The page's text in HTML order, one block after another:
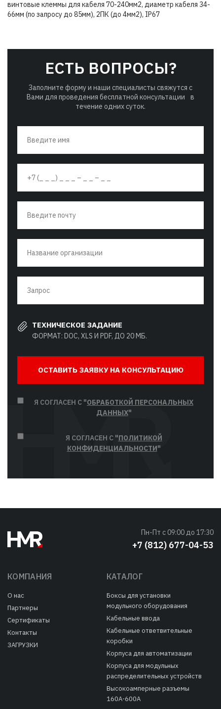
винтовые клеммы для кабеля 70-240мм2, диаметр кабеля 34-
66мм (по запросу до 85мм), 2ПК (до 4мм2), IP67
ЕСТЬ ВОПРОСЫ?
Заполните форму и наши специалисты свяжутся с
Вами для проведения бесплатной консультации
в
течение одних суток.
ТЕХНИЧЕСКОЕ ЗАДАНИЕ
ФОРМАТ: DOC, XLS И PDF, ДО 20 МБ.
ОСТАВИТЬ ЗАЯВКУ НА КОНСУЛЬТАЦИЮ
Я СОГЛАСЕН С "ОБРАБОТКОЙ ПЕРСОНАЛЬНЫХ
ДАННЫХ"
Я СОГЛАСЕН С "ПОЛИТИКОЙ
КОНФИДЕНЦИАЛЬНОСТИ"
Пн-Пт с 09:00 до 17:30
+7 (812) 677-04-53
КОМПАНИЯ
О нас
Партнеры
Сертификаты
Контакты
ЗАГРУЗКИ
КАТАЛОГ
Боксы для установки
модульного оборудования
Кабельные ввода
Кабельные ответвительные
коробки
Корпуса для автоматизации
Корпуса для модульных
распределительных устройств
Высокоамперные разъемы
160А-600А